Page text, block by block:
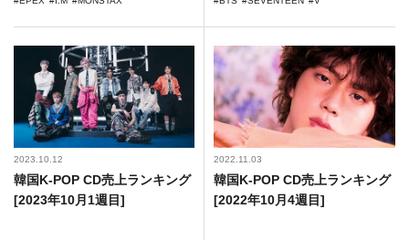
2023.10.12
韓国K-POP CD売上ランキング
[2023年10月1週目]
2022.11.03
韓国K-POP CD売上ランキング
[2022年10月4週目]